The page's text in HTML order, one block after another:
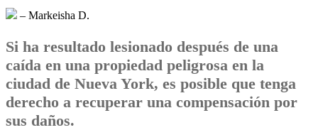
– Markeisha D.
Si ha resultado lesionado después de una
caída en una propiedad peligrosa en la
ciudad de Nueva York, es posible que tenga
derecho a recuperar una compensación por
sus daños.